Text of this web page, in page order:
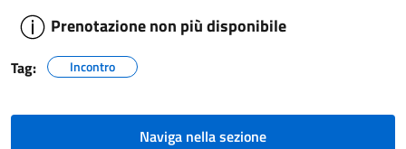
Prenotazione non più disponibile
Tag: Incontro
Naviga nella sezione